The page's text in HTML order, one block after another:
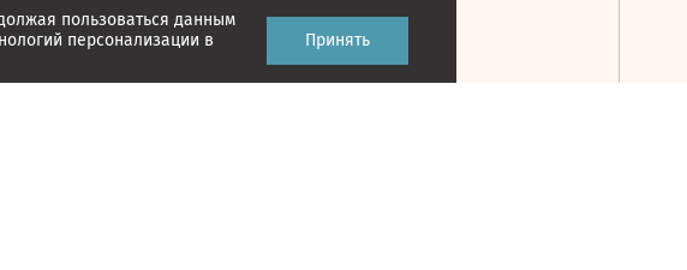
пользоваться данным
персонализации в
Принять